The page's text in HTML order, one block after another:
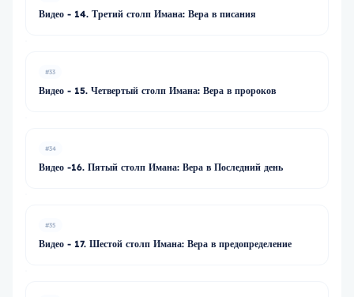
Видео - 14. Третий столп Имана: Вера в писания
#33
Видео - 15. Четвертый столп Имана: Вера в пророков
#34
Видео -16. Пятый столп Имана: Вера в Последний день
#35
Видео - 17. Шестой столп Имана: Вера в предопределение